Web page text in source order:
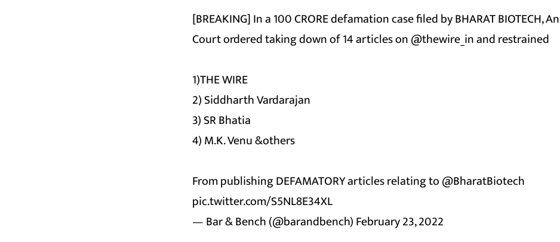
[BREAKING] In a 100 CRORE defamation case filed by BHARAT BIOTECH,
Court ordered taking down of 14 articles on@thewire_inand restrained
1)THE WIRE
2) Siddharth Vardarajan
3) SR Bhatia
4) M.K. Venu &others
From publishing DEFAMATORY articles relating to@BharatBiotech
pic.twitter.com/S5NL8E34XL
— Bar & Bench (@barandbench)February 23, 2022